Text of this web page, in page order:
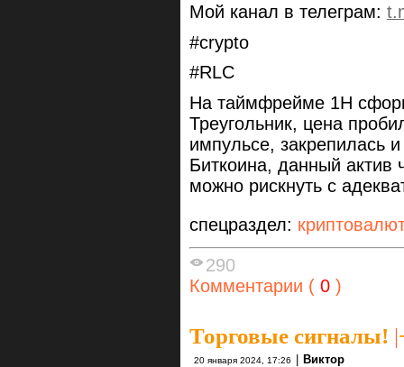
Мой канал в телеграм:
#crypto
#RLC
На таймфрейме 1Н
Треугольник, цена
импульсе, закрепилась
Биткоина, данный актив
можно рискнуть с
спецраздел:
290
Комментарии ( 0 )
Торговые сигналы! |
20 января 2024, 17:26 | Виктор